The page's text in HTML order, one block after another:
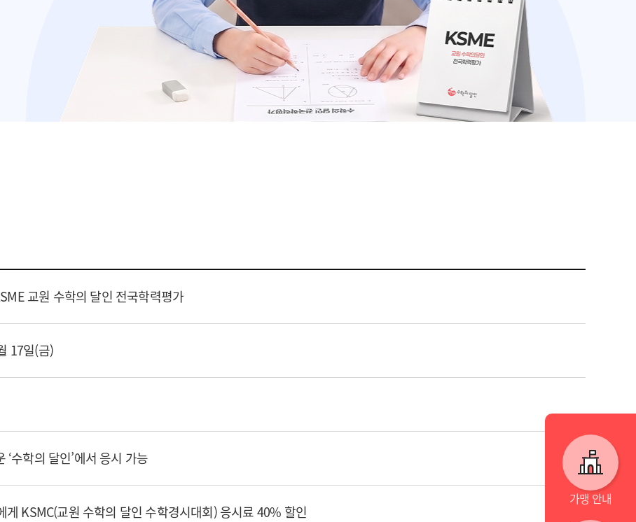
교원 수학의 달인 전국학력평가
17일(금)
‘수학의 달인’에서 응시 가능
게 KSMC(교원 수학의 달인 수학경시대회) 응시료 40% 할인
가맹 안내